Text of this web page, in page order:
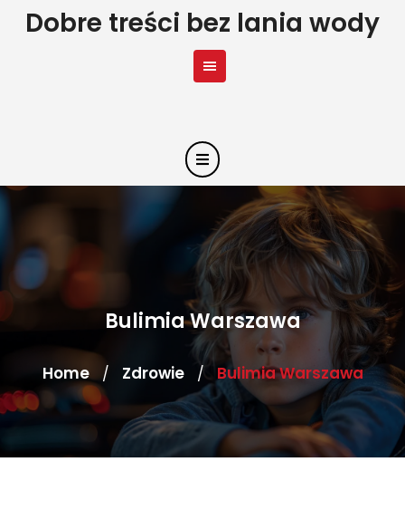
SkipDobre treści bez lania wody
Bulimia Warszawa
Home / Zdrowie / Bulimia Warszawa